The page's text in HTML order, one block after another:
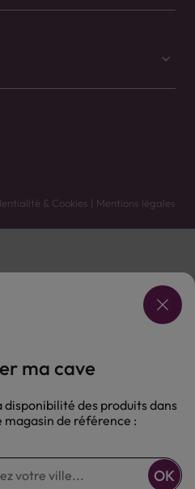
& Cookies | Mentions légales
votre caviste pour plus de renseignements.
LA SANTÉ, À CONSOMMER AVEC MODÉRATION.
ma cave
des produits dans
de référence :
OK